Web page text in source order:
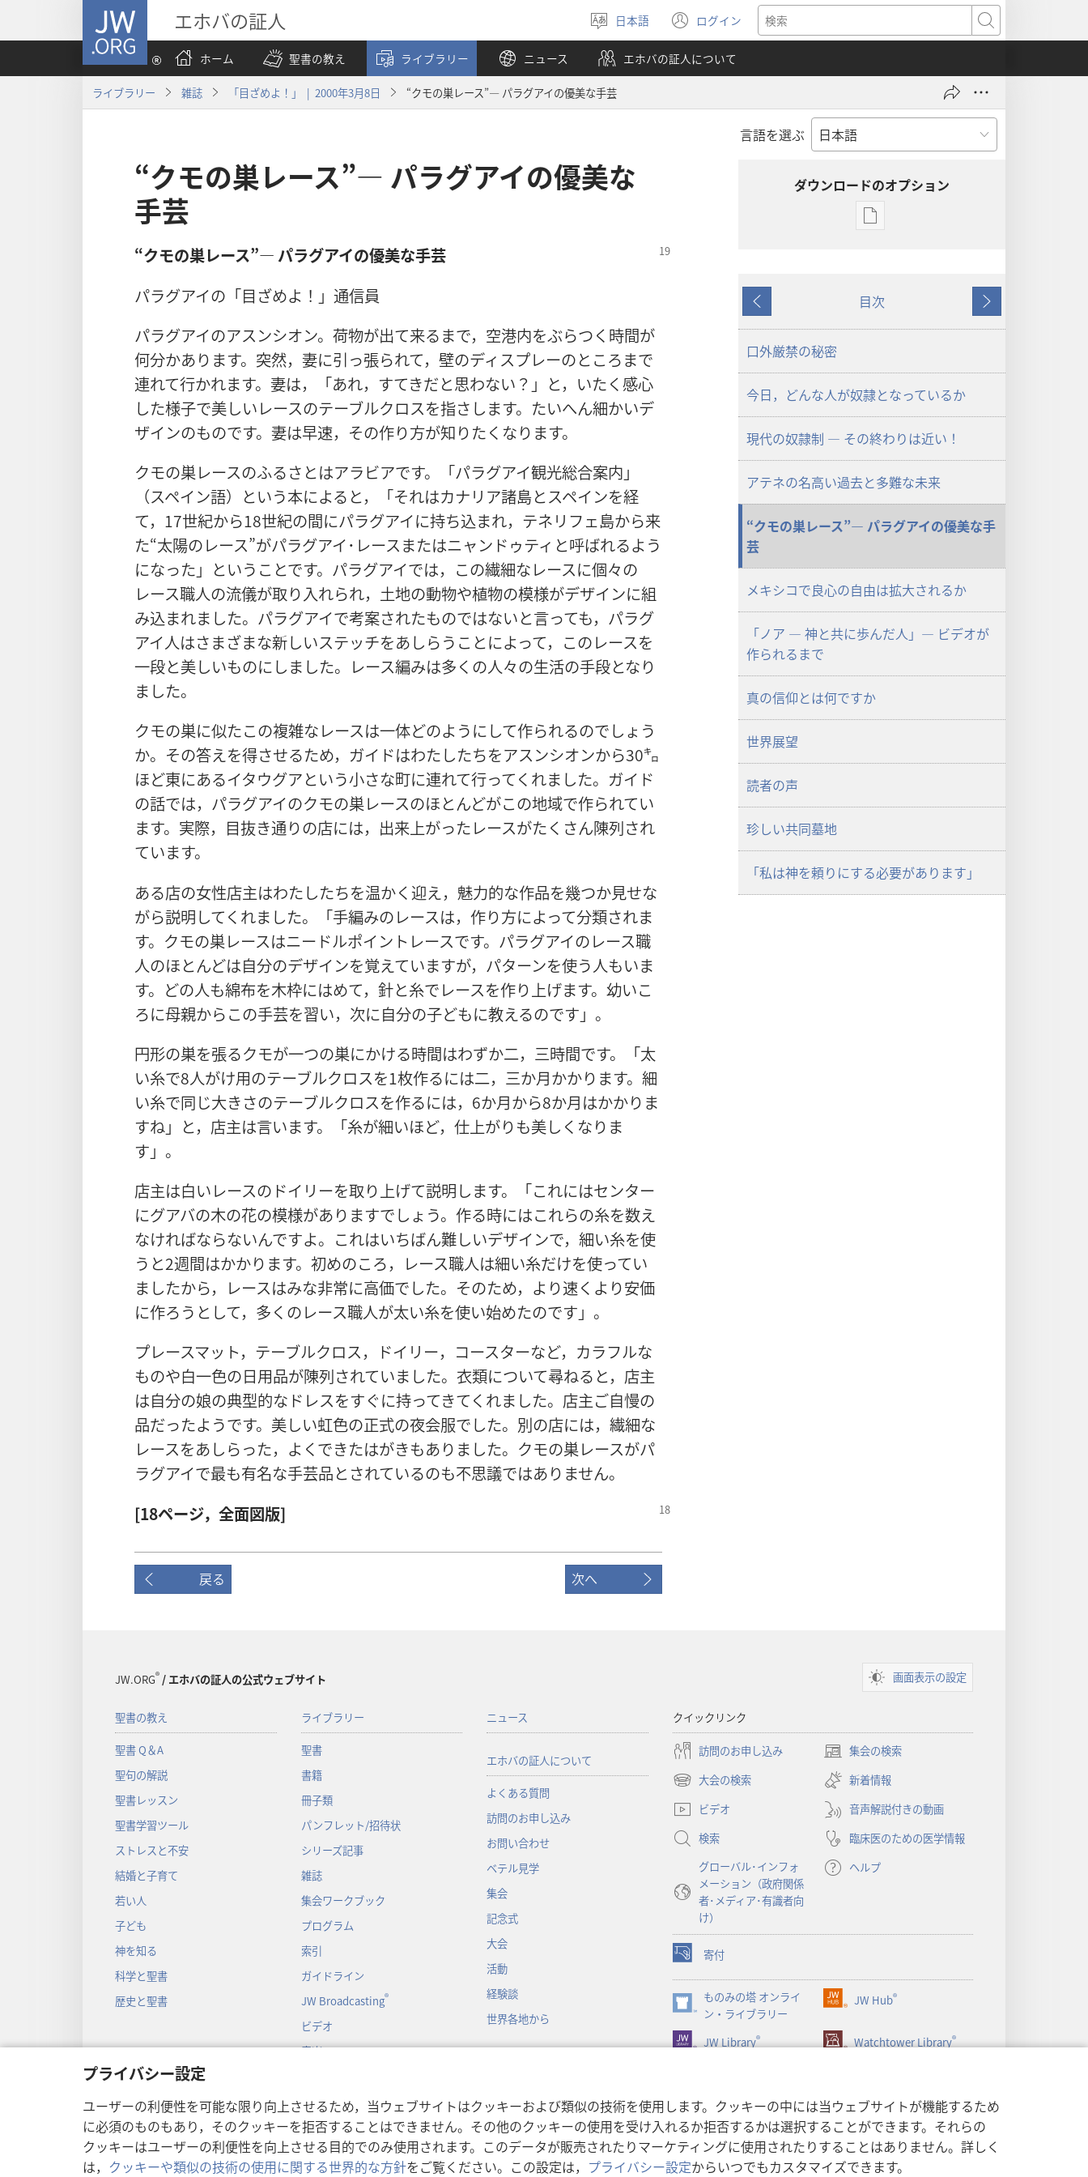
プライバシー設定
ユーザーの利便性を可能な限り向上させるため，当ウェブサイトはクッキーおよび類似の技術を使用します。クッキーの中には当ウェブサイトが機能するため
に必須のものもあり，そのクッキーを拒否することはできません。その他のクッキーの使用を受け入れるか拒否するかは選択することができます。それらの
クッキーはユーザーの利便性を向上させる目的でのみ使用されます。このデータが販売されたりマーケティングに使用されたりすることはありません。詳しく
は， クッキーや類似の技術の使用に関する世界的な方針をご覧ください。この設定は， プライバシー設定からいつでもカスタマイズできます。
JW.ORG エホバの証人
言
語
を
選
日本語 ログイン
（新
し
い
タ
で
検
索
ホーム
聖書の教え ライブラリー ニュース エホバの証人について
ライブラリー 雑誌 「目ざめよ！」 | 2000年3月8日 “クモの巣レース”― パラグアイの優美な手芸
言語を選ぶ
“クモの巣レース”― パラグアイの優美な
手芸
“クモの巣レース”― パラグアイの優美な手芸
パラグアイの「目ざめよ！」通信員
パラグアイのアスンシオン。荷物が出て来るまで，空港内をぶらつく時間が
何分かあります。突然，妻に引っ張られて，壁のディスプレーのところまで
連れて行かれます。妻は，「あれ，すてきだと思わない？」と，いたく感心
した様子で美しいレースのテーブルクロスを指さします。たいへん細かいデ
ザインのものです。妻は早速，その作り方が知りたくなります。
クモの巣レースのふるさとはアラビアです。「パラグアイ観光総合案内」
（スペイン語）という本によると，「それはカナリア諸島とスペインを経
て，17世紀から18世紀の間にパラグアイに持ち込まれ，テネリフェ島から来
た“太陽のレース”がパラグアイ･レースまたはニャンドゥティと呼ばれるよう
になった」ということです。パラグアイでは，この繊細なレースに個々の
レース職人の流儀が取り入れられ，土地の動物や植物の模様がデザインに組
み込まれました。パラグアイで考案されたものではないと言っても，パラグ
アイ人はさまざまな新しいステッチをあしらうことによって，このレースを
一段と美しいものにしました。レース編みは多くの人々の生活の手段となり
ました。
クモの巣に似たこの複雑なレースは一体どのようにして作られるのでしょう
か。その答えを得させるため，ガイドはわたしたちをアスンシオンから30㌔
ほど東にあるイタウグアという小さな町に連れて行ってくれました。ガイド
の話では，パラグアイのクモの巣レースのほとんどがこの地域で作られてい
ます。実際，目抜き通りの店には，出来上がったレースがたくさん陳列され
ています。
ある店の女性店主はわたしたちを温かく迎え，魅力的な作品を幾つか見せな
がら説明してくれました。「手編みのレースは，作り方によって分類されま
す。クモの巣レースはニードルポイントレースです。パラグアイのレース職
人のほとんどは自分のデザインを覚えていますが，パターンを使う人もいま
す。どの人も綿布を木枠にはめて，針と糸でレースを作り上げます。幼いこ
ろに母親からこの手芸を習い，次に自分の子どもに教えるのです」。
円形の巣を張るクモが一つの巣にかける時間はわずか二，三時間です。「太
い糸で8人がけ用のテーブルクロスを1枚作るには二，三か月かかります。細
い糸で同じ大きさのテーブルクロスを作るには，6か月から8か月はかかりま
すね」と，店主は言います。「糸が細いほど，仕上がりも美しくなりま
す」。
店主は白いレースのドイリーを取り上げて説明します。「これにはセンター
にグアバの木の花の模様がありますでしょう。作る時にはこれらの糸を数え
なければならないんですよ。これはいちばん難しいデザインで，細い糸を使
うと2週間はかかります。初めのころ，レース職人は細い糸だけを使ってい
ましたから，レースはみな非常に高価でした。そのため，より速くより安価
に作ろうとして，多くのレース職人が太い糸を使い始めたのです」。
プレースマット，テーブルクロス，ドイリー，コースターなど，カラフルな
ものや白一色の日用品が陳列されていました。衣類について尋ねると，店主
は自分の娘の典型的なドレスをすぐに持ってきてくれました。店主ご自慢の
品だったようです。美しい虹色の正式の夜会服でした。別の店には，繊細な
レースをあしらった，よくできたはがきもありました。クモの巣レースがパ
ラグアイで最も有名な手芸品とされているのも不思議ではありません。
[18ページ，全面図版]
戻る 次へ
ダウンロードのオプション
出
ダ
ウ
ド
オ
ショ
雑
誌
2000
3
月
8
日
戻
る
目次
次
へ
口外厳禁の秘密
今日，どんな人が奴隷となっているか
現代の奴隷制 ― その終わりは近い！
アテネの名高い過去と多難な未来
“クモの巣レース”― パラグアイの優美な手
芸
メキシコで良心の自由は拡大されるか
「ノア ― 神と共に歩んだ人」― ビデオが
作られるまで
真の信仰とは何ですか
世界展望
読者の声
珍しい共同墓地
「私は神を頼りにする必要があります」
JW.ORG®/ エホバの証人の公式ウェブサイト 画面表示の設定
聖書の教え
聖書 Q＆A
聖句の解説
聖書レッスン
聖書学習ツール
ストレスと不安
結婚と子育て
若い人
子ども
神を知る
科学と聖書
歴史と聖書
ライブラリー
聖書
書籍
冊子類
パンフレット/招待状
シリーズ記事
雑誌
集会ワークブック
プログラム
索引
ガイドライン
JW Broadcasting®
ビデオ
音楽
劇形式の聖書朗読
ニュース
エホバの証人について
よくある質問
訪問のお申し込み
お問い合わせ
ベテル見学
集会
記念式
大会
活動
経験談
世界各地から
クイックリンク
訪問のお申し込み 集会の検索
（新
し
い
タ
ブ
で
開
く）
大会の検索
（新
し
タ
開
新着情報
ビデオ
音声解説付きの動画
検索
臨床医のための医学情報
グローバル･インフォ
メーション（政府関係
者･メディア･有識者向
け）
ヘルプ
寄付
（新
し
い
タ
ブ
で
ものみの塔 オンライ
ン・ライブラリー
（新
し
い
で
開
く）
JW Hub®
（新
い
開
く）
JW Library® Watchtower Library®